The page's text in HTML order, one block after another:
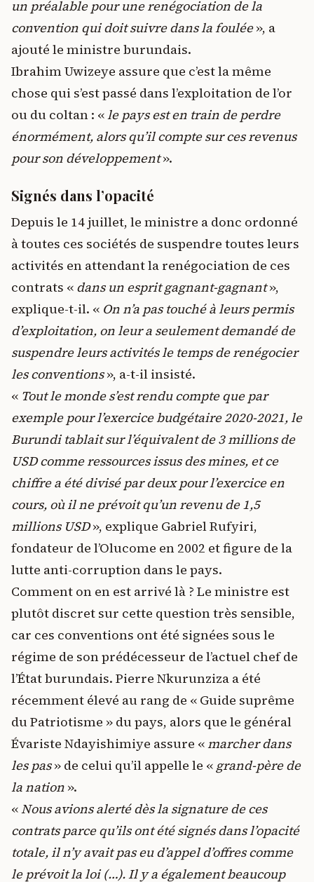
un préalable pour une renégociation de la
convention qui doit suivre dans la foulée», a
ajouté le ministre burundais.
Ibrahim Uwizeye assure que c’est la même
chose qui s’est passé dans l’exploitation de l’or
ou du coltan : «le pays est en train de perdre
énormément, alors qu’il compte sur ces revenus
pour son développement».
Signés dans l’opacité
Depuis le 14 juillet, le ministre a donc ordonné
à toutes ces sociétés de suspendre toutes leurs
activités en attendant la renégociation de ces
contrats « dans un esprit gagnant-gagnant»,
explique-t-il. « On n’a pas touché à leurs permis
d’exploitation, on leur a seulement demandé de
suspendre leurs activités le temps de renégocier
les conventions», a-t-il insisté.
« Tout le monde s’est rendu compte que par
exemple pour l’exercice budgétaire 2020-2021, le
Burundi tablait sur l’équivalent de 3 millions de
USD comme ressources issus des mines, et ce
chiffre a été divisé par deux pour l’exercice en
cours, où il ne prévoit qu’un revenu de 1,5
millions USD», explique Gabriel Rufyiri,
fondateur de l’Olucome en 2002 et figure de la
lutte anti-corruption dans le pays.
Comment on en est arrivé là ? Le ministre est
plutôt discret sur cette question très sensible,
car ces conventions ont été signées sous le
régime de son prédécesseur de l’actuel chef de
l’État burundais. Pierre Nkurunziza a été
récemment élevé au rang de « Guide suprême
du Patriotisme » du pays, alors que le général
Évariste Ndayishimiye assure «marcher dans
les pas» de celui qu’il appelle le « grand-père de
la nation ».
«Nous avions alerté dès la signature de ces
contrats parce qu’ils ont été signés dans l’opacité
totale, il n’y avait pas eu d’appel d’offres comme
le prévoit la loi (…). Il y a également beaucoup